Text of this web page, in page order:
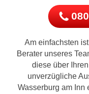
Am einfachsten
Berater unseres
diese über
unverzügliche
Wasserburg am Inn